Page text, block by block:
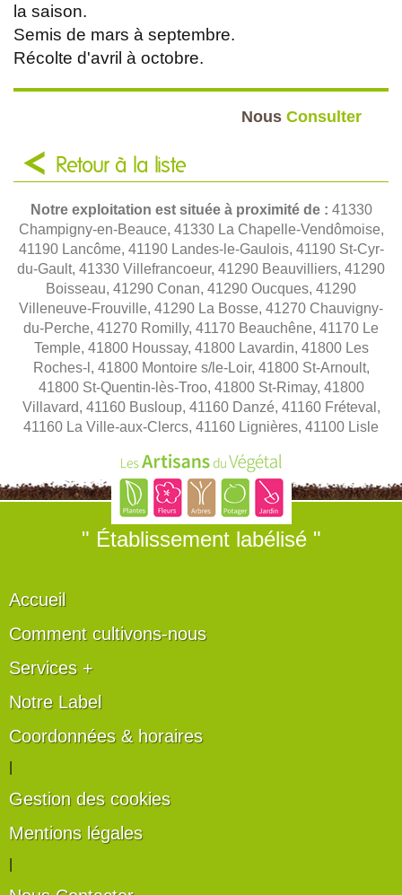
la saison.
Semis de mars à septembre.
Récolte d'avril à octobre.
Nous Consulter
Retour à la liste
Notre exploitation est située à proximité de : 41330
Champigny-en-Beauce, 41330 La Chapelle-Vendômoise,
41190 Lancôme, 41190 Landes-le-Gaulois, 41190 St-Cyr-
du-Gault, 41330 Villefrancoeur, 41290 Beauvilliers, 41290
Boisseau, 41290 Conan, 41290 Oucques, 41290
Villeneuve-Frouville, 41290 La Bosse, 41270 Chauvigny-
du-Perche, 41270 Romilly, 41170 Beauchêne, 41170 Le
Temple, 41800 Houssay, 41800 Lavardin, 41800 Les
Roches-l, 41800 Montoire s/le-Loir, 41800 St-Arnoult,
41800 St-Quentin-lès-Troo, 41800 St-Rimay, 41800
Villavard, 41160 Busloup, 41160 Danzé, 41160 Fréteval,
41160 La Ville-aux-Clercs, 41160 Lignières, 41100 Lisle
" Établissement labélisé "
Accueil
Comment cultivons-nous
Services +
Notre Label
Coordonnées & horaires
Gestion des cookies
Mentions légales